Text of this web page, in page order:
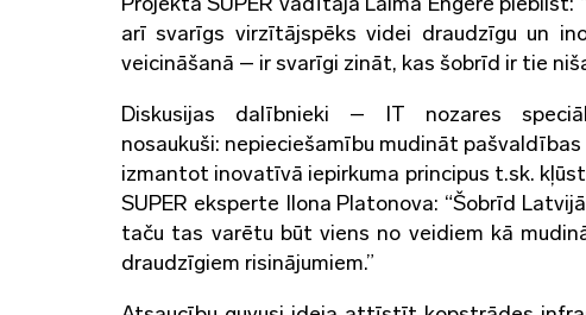
arī svarīgs virzītājspēks videi draudzīgu un
veicināšanā – ir svarīgi zināt, kas šobrīd ir tie
Diskusijas dalībnieki – IT nozares
nosaukuši: nepieciešamību mudināt
izmantot inovatīvā iepirkuma principus t.sk.
SUPER eksperte Ilona Platonova: “Šobrīd
taču tas varētu būt viens no veidiem kā
draudzīgiem risinājumiem.”